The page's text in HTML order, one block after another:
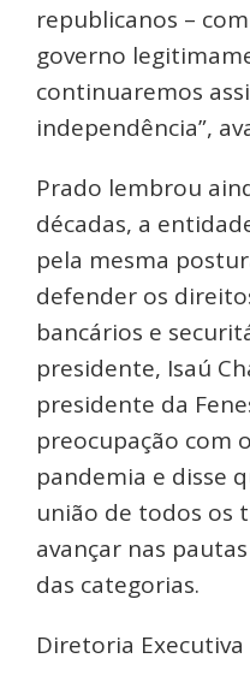
republicanos –
governo
continuaremos
independência”,
Prado lembrou
décadas, a
pela mesma
defender os
bancários e
presidente, Isaú
presidente da
preocupação com
pandemia e disse
união de todos os
avançar nas
das categorias.
Diretoria Executiva